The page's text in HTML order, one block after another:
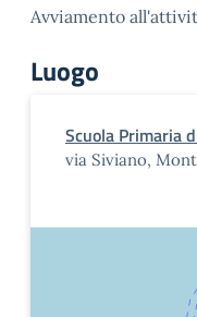
Avviamento
Luogo
Scuola Primaria
via Siviano,